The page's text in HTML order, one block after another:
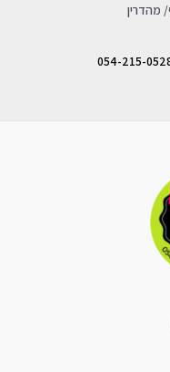
מהדרין
054-215-